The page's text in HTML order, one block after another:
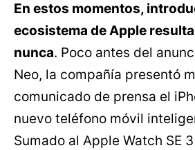
En estos momentos,
ecosistema de Apple
nunca. Poco antes del
Neo, la compañía presentó
comunicado de prensa el
nuevo teléfono móvil
Sumado al Apple Watch SE